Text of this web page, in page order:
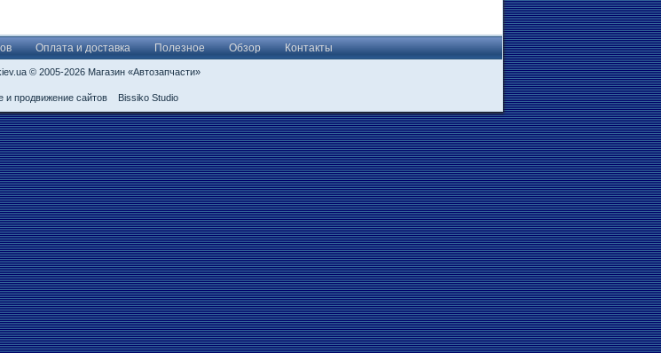
Оплата и доставка Полезное Обзор Контакты
© 2005-2026 Магазин «Автозапчасти»
и продвижение сайтов Bissiko Studio